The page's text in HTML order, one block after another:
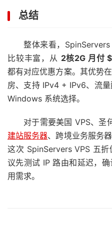
总结
整体来看，
比较丰富，从 2核2G 月付
都有对应优惠方案。其优势
房、支持 IPv4 + IPv6、流
Windows 系统选择。
对于需要美国 VPS、圣
建站服务器、跨境业务服务
这次 SpinServers VPS 五
议先测试 IP 路由和延迟，
用需求。